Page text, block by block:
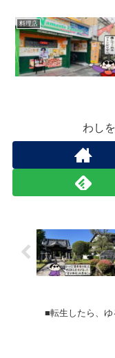
料理店
わし
■転生したら、